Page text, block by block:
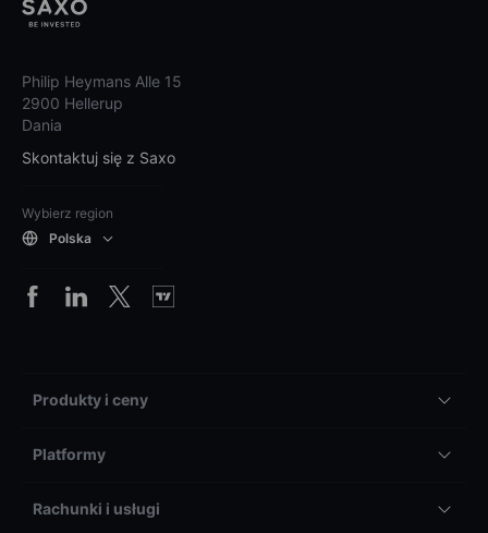
Philip Heymans Alle 15
2900 Hellerup
Dania
Skontaktuj się z Saxo
Wybierz region
Polska
Produkty i ceny
Platformy
Rachunki i usługi